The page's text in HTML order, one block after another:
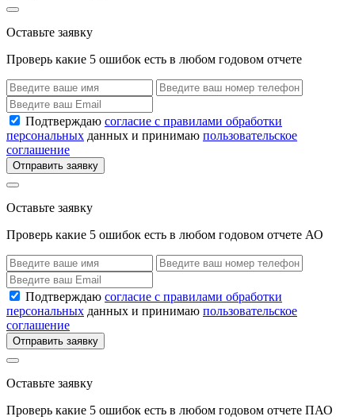
Оставьте заявку
Проверь какие 5 ошибок есть в любом годовом отчете
Подтверждаю согласие с правилами обработки
персональных данных и принимаю пользовательское
соглашение
Отправить заявку
Оставьте заявку
Проверь какие 5 ошибок есть в любом годовом отчете АО
Подтверждаю согласие с правилами обработки
персональных данных и принимаю пользовательское
соглашение
Отправить заявку
Оставьте заявку
Проверь какие 5 ошибок есть в любом годовом отчете ПАО